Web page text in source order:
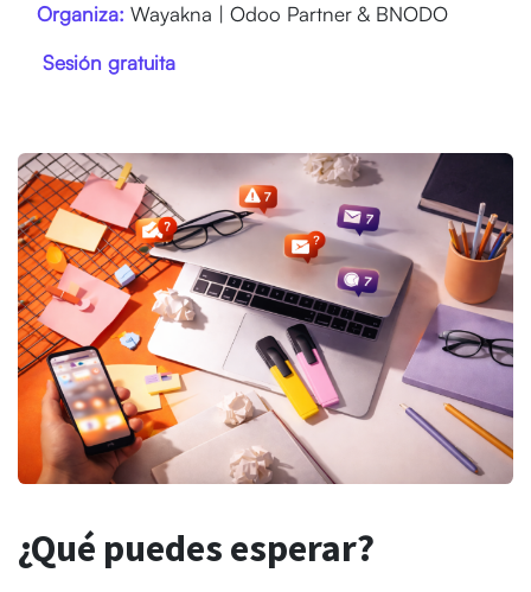
Organiza: Wayakna | Odoo Partner & BNODO
Sesión gratuita
¿Qué puedes esperar?